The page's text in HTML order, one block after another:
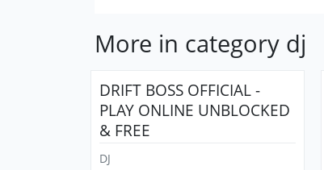
More in category dj
DRIFT BOSS OFFICIAL -
PLAY ONLINE UNBLOCKED
& FREE
DJ